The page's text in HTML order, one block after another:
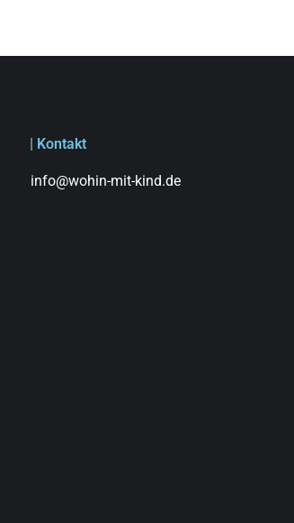
| Kontakt
info@wohin-mit-kind.de